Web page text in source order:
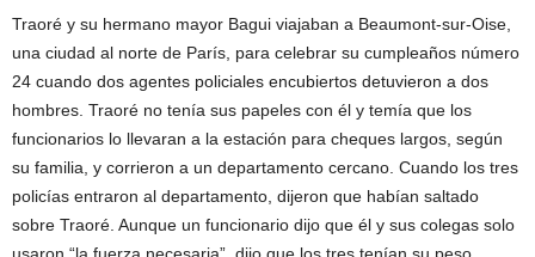
Traoré y su hermano mayor Bagui viajaban a Beaumont-sur-Oise,
una ciudad al norte de París, para celebrar su cumpleaños número
24 cuando dos agentes policiales encubiertos detuvieron a dos
hombres. Traoré no tenía sus papeles con él y temía que los
funcionarios lo llevaran a la estación para cheques largos, según
su familia, y corrieron a un departamento cercano. Cuando los tres
policías entraron al departamento, dijeron que habían saltado
sobre Traoré. Aunque un funcionario dijo que él y sus colegas solo